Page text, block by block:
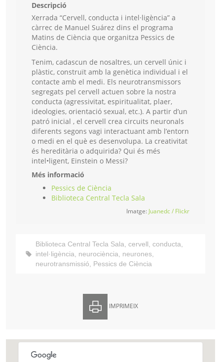
Descripció
Xerrada “Cervell, conducta i intel·ligència” a
càrrec de Manuel Suárez dins el programa
Matins de Ciència que organitza Pessics de
Ciència.
Tenim, cadascun de nosaltres, un cervell únic i
plàstic, construït amb la genètica individual i el
contacte amb el medi. Els neurotransmissors
segregats pel cervell actuen sobre la nostra
conducta (agressivitat, espiritualitat, plaer,
ideologies, orientació sexual, etc.). A partir d’un
patró inicial , el cervell crea circuits neuronals
diferents segons vagi interactuant amb l’entorn
o medi en el què es desenvolupa. La creativitat
és hereditària o adquirida? Qui és més
intel•ligent, Einstein o Messi?
Més informació
Pessics de Ciència
Biblioteca Central Tecla Sala
Imatge: Juanedc / Flickr
Biblioteca Central Tecla Sala, cervell, conducta,
intel·ligència, neurociència, neurones,
neurotransmissió, Pessics de Ciència
IMPRIMEIX